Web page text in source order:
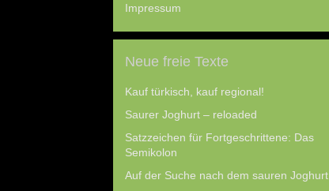
Impressum
Neue freie Texte
Kauf türkisch, kauf regional!
Saurer Joghurt – reloaded
Satzzeichen für Fortgeschrittene: Das
Semikolon
Auf der Suche nach dem sauren Joghurt